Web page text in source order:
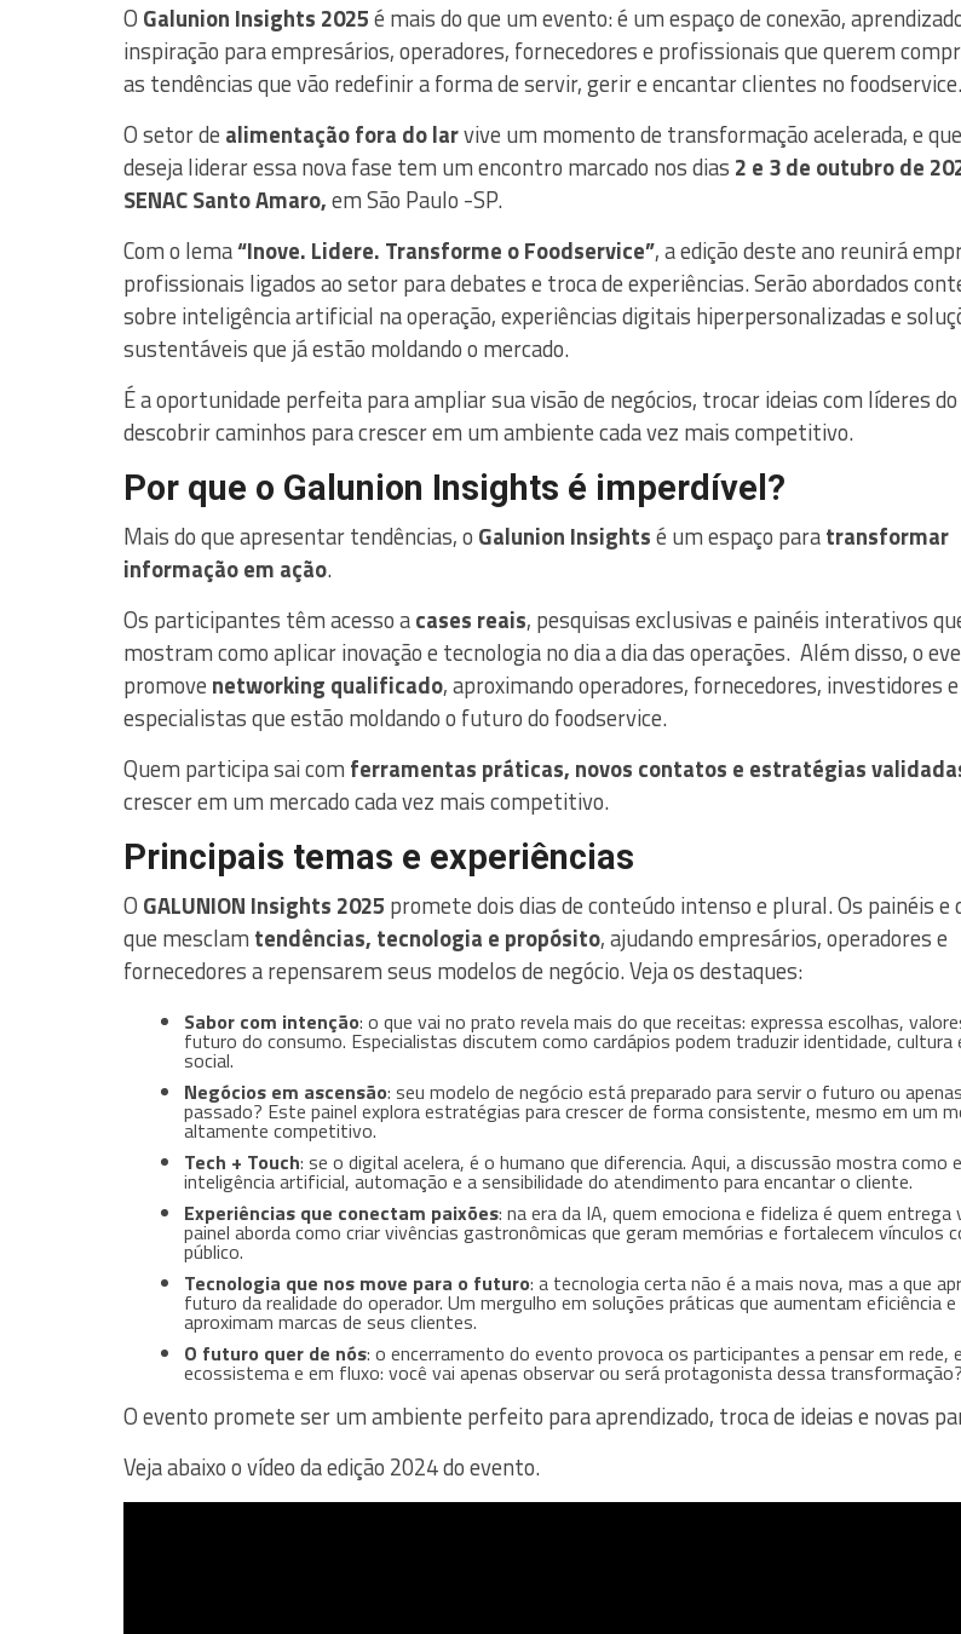
O Galunion Insights 2025é mais do que um evento: é um espaço de conexão,
inspiração para empresários, operadores, fornecedores e profissionais que querem
as tendências que vão redefinir a forma de servir, gerir e encantar clientes no foodservice.
O setor de alimentação fora do larvive um momento de transformação acelerada, e
deseja liderar essa nova fase tem um encontro marcado nos dias 2 e 3 de outubro de
SENAC Santo Amaro,em São Paulo -SP.
Com o lema“Inove. Lidere. Transforme o Foodservice”, a edição deste ano reunirá
profissionais ligados ao setor para debates e troca de experiências. Serão abordados
sobre inteligência artificial na operação, experiências digitais hiperpersonalizadas e
sustentáveis que já estão moldando o mercado.
É a oportunidade perfeita para ampliar sua visão de negócios, trocar ideias com líderes
descobrir caminhos para crescer em um ambiente cada vez mais competitivo.
Por que o Galunion Insights é imperdível?
Mais do que apresentar tendências, o Galunion Insightsé um espaço paratransformar
informação em ação.
Os participantes têm acesso acases reais, pesquisas exclusivas e painéis interativos
mostram como aplicar inovação e tecnologia no dia a dia das operações. Além disso, o
promove networking qualificado, aproximando operadores, fornecedores, investidores e
especialistas que estão moldando o futuro do foodservice.
Quem participa sai com ferramentas práticas, novos contatos e estratégias
crescer em um mercado cada vez mais competitivo.
Principais temas e experiências
O GALUNION Insights 2025 promete dois dias de conteúdo intenso e plural. Os painéis e
que mesclam tendências, tecnologia e propósito, ajudando empresários, operadores e
fornecedores a repensarem seus modelos de negócio. Veja os destaques:
Sabor com intenção: o que vai no prato revela mais do que receitas: expressa escolhas,
futuro do consumo. Especialistas discutem como cardápios podem traduzir identidade, cultura
social.
Negócios em ascensão: seu modelo de negócio está preparado para servir o futuro ou
passado? Este painel explora estratégias para crescer de forma consistente, mesmo em um
altamente competitivo.
Tech + Touch: se o digital acelera, é o humano que diferencia. Aqui, a discussão mostra como
inteligência artificial, automação e a sensibilidade do atendimento para encantar o cliente.
Experiências que conectam paixões: na era da IA, quem emociona e fideliza é quem entrega
painel aborda como criar vivências gastronômicas que geram memórias e fortalecem vínculos
público.
Tecnologia que nos move para o futuro: a tecnologia certa não é a mais nova, mas a que
futuro da realidade do operador. Um mergulho em soluções práticas que aumentam eficiência e
aproximam marcas de seus clientes.
O futuro quer de nós: o encerramento do evento provoca os participantes a pensar em rede,
ecossistema e em fluxo: você vai apenas observar ou será protagonista dessa transformação?
O evento promete ser um ambiente perfeito para aprendizado, troca de ideias e novas
Veja abaixo o vídeo da edição 2024 do evento.